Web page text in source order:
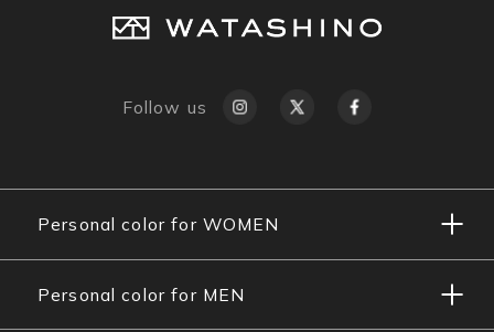
Follow us
Personal color for WOMEN
Personal color for MEN